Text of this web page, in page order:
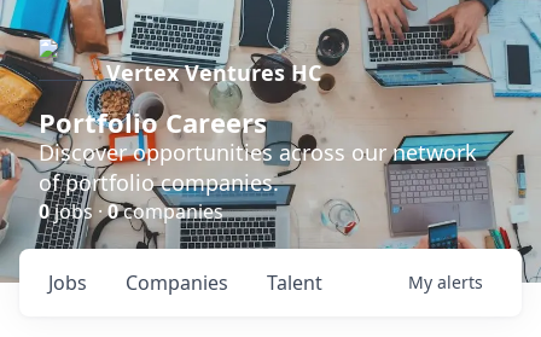
Vertex Ventures HC
Portfolio Careers
Discover opportunities across our network
of portfolio companies.
0jobs ·0companies
Jobs Companies Talent My alerts